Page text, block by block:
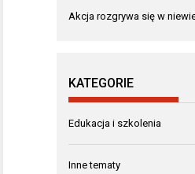
Akcja rozgrywa się w
KATEGORIE
Edukacja i szkolenia
Inne tematy